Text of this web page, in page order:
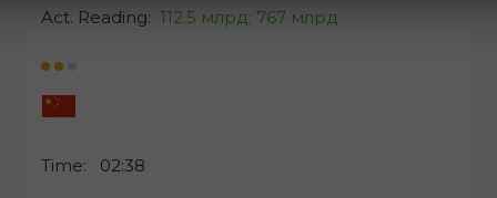
Time: 02:38
Act. Reading: 112.5 млрд; 767 млрд